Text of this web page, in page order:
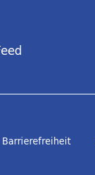
Barrierefreiheit